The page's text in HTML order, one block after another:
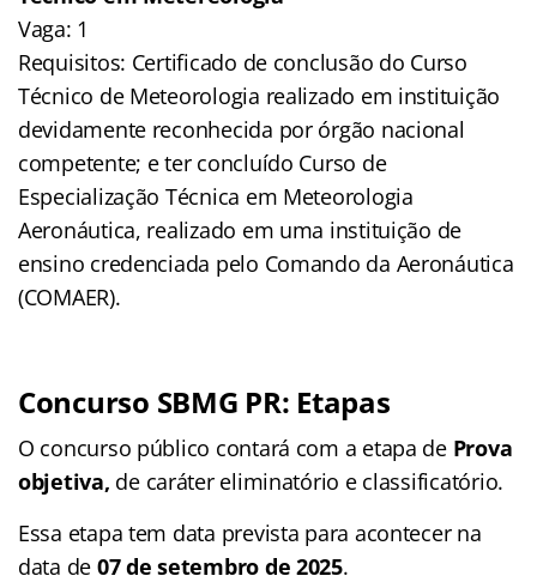
Vaga: 1
Requisitos: Certificado de conclusão do Curso
Técnico de Meteorologia realizado em instituição
devidamente reconhecida por órgão nacional
competente; e ter concluído Curso de
Especialização Técnica em Meteorologia
Aeronáutica, realizado em uma instituição de
ensino credenciada pelo Comando da Aeronáutica
(COMAER).
Concurso SBMG PR: Etapas
O concurso público contará com a etapa de Prova
objetiva, de caráter eliminatório e classificatório.
Essa etapa tem data prevista para acontecer na
data de 07 de setembro de 2025.